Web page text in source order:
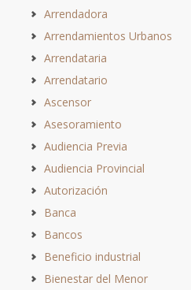
Arrendadora
Arrendamientos Urbanos
Arrendataria
Arrendatario
Ascensor
Asesoramiento
Audiencia Previa
Audiencia Provincial
Autorización
Banca
Bancos
Beneficio industrial
Bienestar del Menor